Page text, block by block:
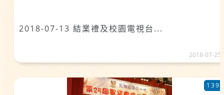
2018-07-13 結業禮及校園電視台...
2018-07-25
139